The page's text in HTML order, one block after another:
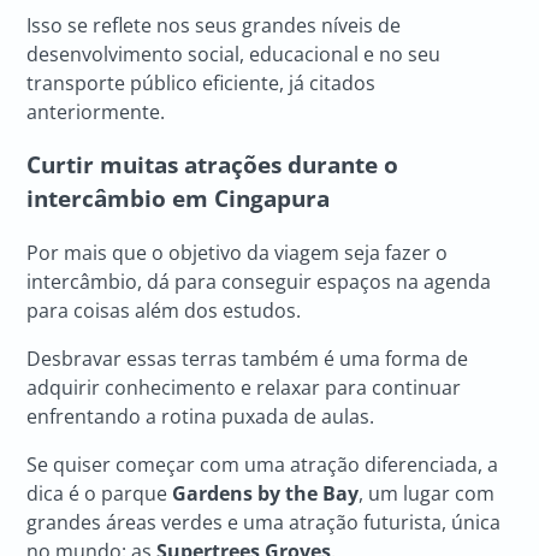
Isso se reflete nos seus grandes níveis de
desenvolvimento social, educacional e no seu
transporte público eficiente, já citados
anteriormente.
Curtir muitas atrações durante o
intercâmbio em Cingapura
Por mais que o objetivo da viagem seja fazer o
intercâmbio, dá para conseguir espaços na agenda
para coisas além dos estudos.
Desbravar essas terras também é uma forma de
adquirir conhecimento e relaxar para continuar
enfrentando a rotina puxada de aulas.
Se quiser começar com uma atração diferenciada, a
dica é o parque Gardens by the Bay, um lugar com
grandes áreas verdes e uma atração futurista, única